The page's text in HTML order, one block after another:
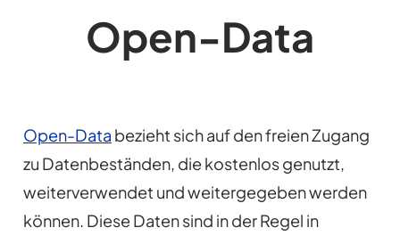
Open-Data
Open-Data bezieht sich auf den freien Zugang
zu Datenbeständen, die kostenlos genutzt,
weiterverwendet und weitergegeben werden
können. Diese Daten sind in der Regel in